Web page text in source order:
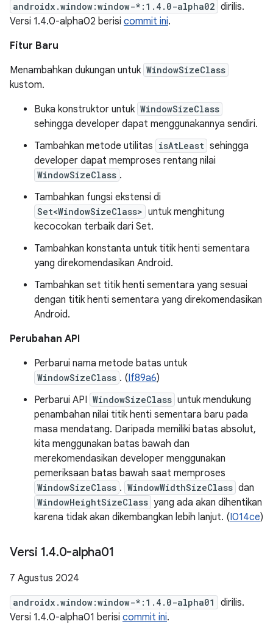
androidx.window:window-*:1.4.0-alpha02 dirilis.
Versi 1.4.0-alpha02 berisi commit ini.
Fitur Baru
Menambahkan dukungan untuk WindowSizeClass
kustom.
Buka konstruktor untuk WindowSizeClass
sehingga developer dapat menggunakannya sendiri.
Tambahkan metode utilitas isAtLeast sehingga
developer dapat memproses rentang nilai
WindowSizeClass .
Tambahkan fungsi ekstensi di
Set<WindowSizeClass> untuk menghitung
kecocokan terbaik dari Set.
Tambahkan konstanta untuk titik henti sementara
yang direkomendasikan Android.
Tambahkan set titik henti sementara yang sesuai
dengan titik henti sementara yang direkomendasikan
Android.
Perubahan API
Perbarui nama metode batas untuk
WindowSizeClass . (If89a6)
Perbarui API WindowSizeClass untuk mendukung
penambahan nilai titik henti sementara baru pada
masa mendatang. Daripada memiliki batas absolut,
kita menggunakan batas bawah dan
merekomendasikan developer menggunakan
pemeriksaan batas bawah saat memproses
WindowSizeClass . WindowWidthSizeClass dan
WindowHeightSizeClass yang ada akan dihentikan
karena tidak akan dikembangkan lebih lanjut. (I014ce)
Versi 1.4.0-alpha01
7 Agustus 2024
androidx.window:window-*:1.4.0-alpha01
dirilis.
Versi 1.4.0-alpha01 berisi commit ini.